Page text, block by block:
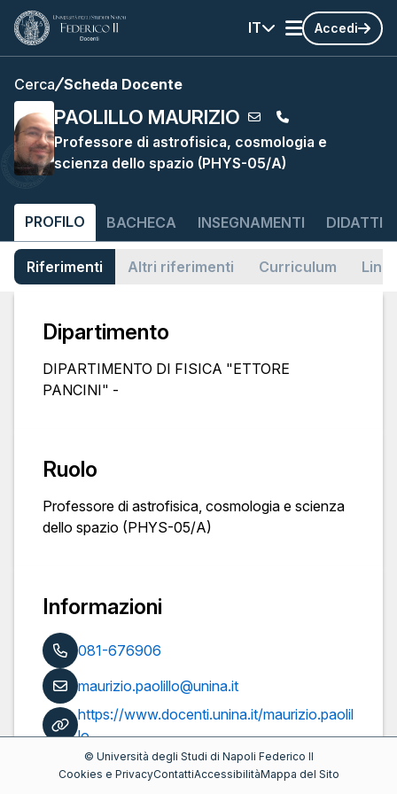
IT Accedi
Cerca Scheda Docente
PAOLILLO MAURIZIO
Professore di astrofisica, cosmologia e
scienza dello spazio (PHYS-05/A)
PROFILO BACHECA INSEGNAMENTI
Riferimenti Altri riferimenti Curriculum Links
Dipartimento
DIPARTIMENTO DI FISICA "ETTORE
PANCINI" -
Ruolo
Professore di astrofisica, cosmologia e scienza
dello spazio (PHYS-05/A)
Informazioni
081-676906
maurizio.paolillo@unina.it
https://www.docenti.unina.it/maurizio.paolil
lo
Pubblicazioni
© Università degli Studi di Napoli Federico II
Cookies e PrivacyContattiAccessibilitàMappa del Sito